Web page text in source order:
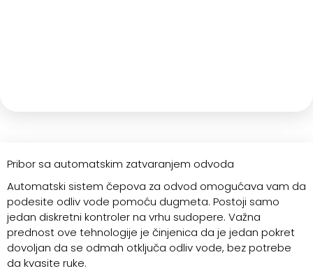
Pribor sa automatskim zatvaranjem odvoda
Automatski sistem čepova za odvod omogućava vam da
podesite odliv vode pomoću dugmeta. Postoji samo
jedan diskretni kontroler na vrhu sudopere. Važna
prednost ove tehnologije je činjenica da je jedan pokret
dovoljan da se odmah otključa odliv vode, bez potrebe
da kvasite ruke.